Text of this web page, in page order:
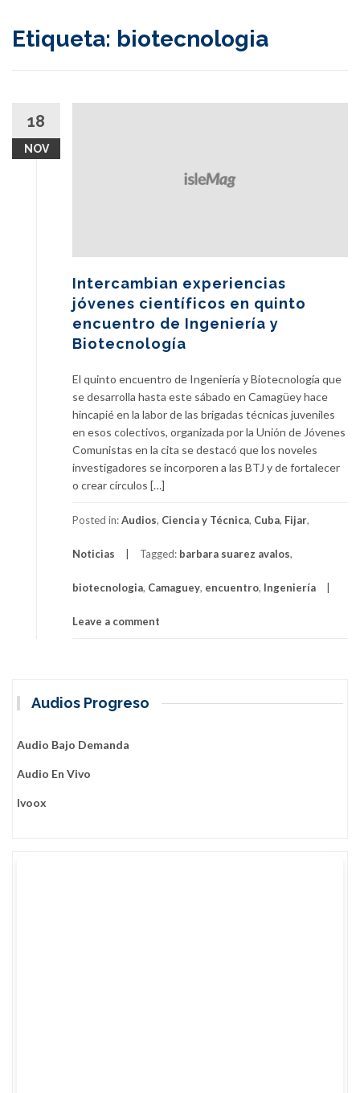
Etiqueta: biotecnologia
18
NOV
Intercambian experiencias
jóvenes científicos en quinto
encuentro de Ingeniería y
Biotecnología
El quinto encuentro de Ingeniería y Biotecnología que
se desarrolla hasta este sábado en Camagüey hace
hincapié en la labor de las brigadas técnicas juveniles
en esos colectivos, organizada por la Unión de Jóvenes
Comunistas en la cita se destacó que los noveles
investigadores se incorporen a las BTJ y de fortalecer
o crear círculos […]
Posted in:Audios, Ciencia y Técnica, Cuba, Fijar,
Noticias Tagged: barbara suarez avalos,
biotecnologia, Camaguey, encuentro, Ingeniería
Leave a comment
Audios Progreso
Audio Bajo Demanda
Audio En Vivo
Ivoox